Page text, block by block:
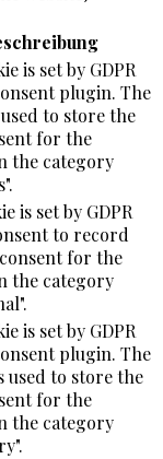
is set by GDPR
plugin. The
to store the
for the
the category
is set by GDPR
to record
for the
the category
is set by GDPR
plugin. The
used to store the
for the
the category